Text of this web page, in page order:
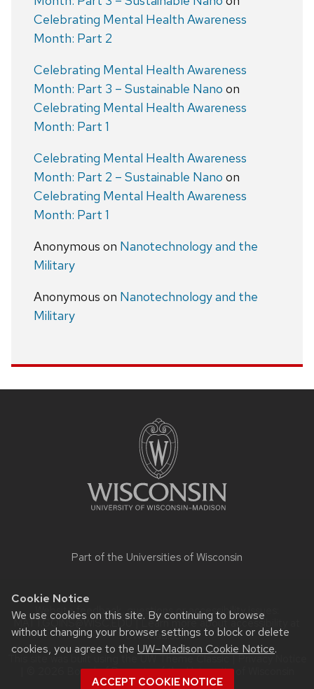
Cookie Notice
We use cookies on this site. By continuing to browse
without changing your browser settings to block or delete
cookies, you agree to the UW–Madison Cookie Notice.
ACCEPT COOKIE NOTICE
Celebrating Mental Health Awareness
Month: Part 2
Celebrating Mental Health Awareness
Month: Part 3 – Sustainable Nano on
Celebrating Mental Health Awareness
Month: Part 1
Celebrating Mental Health Awareness
Month: Part 2 – Sustainable Nano on
Celebrating Mental Health Awareness
Month: Part 1
Anonymous on Nanotechnology and the
Military
Anonymous on Nanotechnology and the
Military
Part of the Universities of Wisconsin
Website feedback, questions or accessibility issues:
MATT.GOINS@WISC.EDU| Learn more aboutaccessibility at
UW–Madison.
This site was built using theUW Theme Classic|Privacy Notice
| © 2026 Board of Regents of theUniversity of Wisconsin
System.